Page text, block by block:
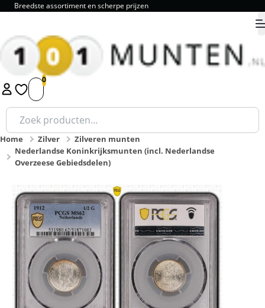
Breedste assortiment en scherpe prijzen
1 2 3 4 5 9.8
Zoeken
naar:
Home Zilver
Zilveren munten
Nederlandse Koninkrijksmunten (incl. Nederlandse
Overzeese Gebiedsdelen)